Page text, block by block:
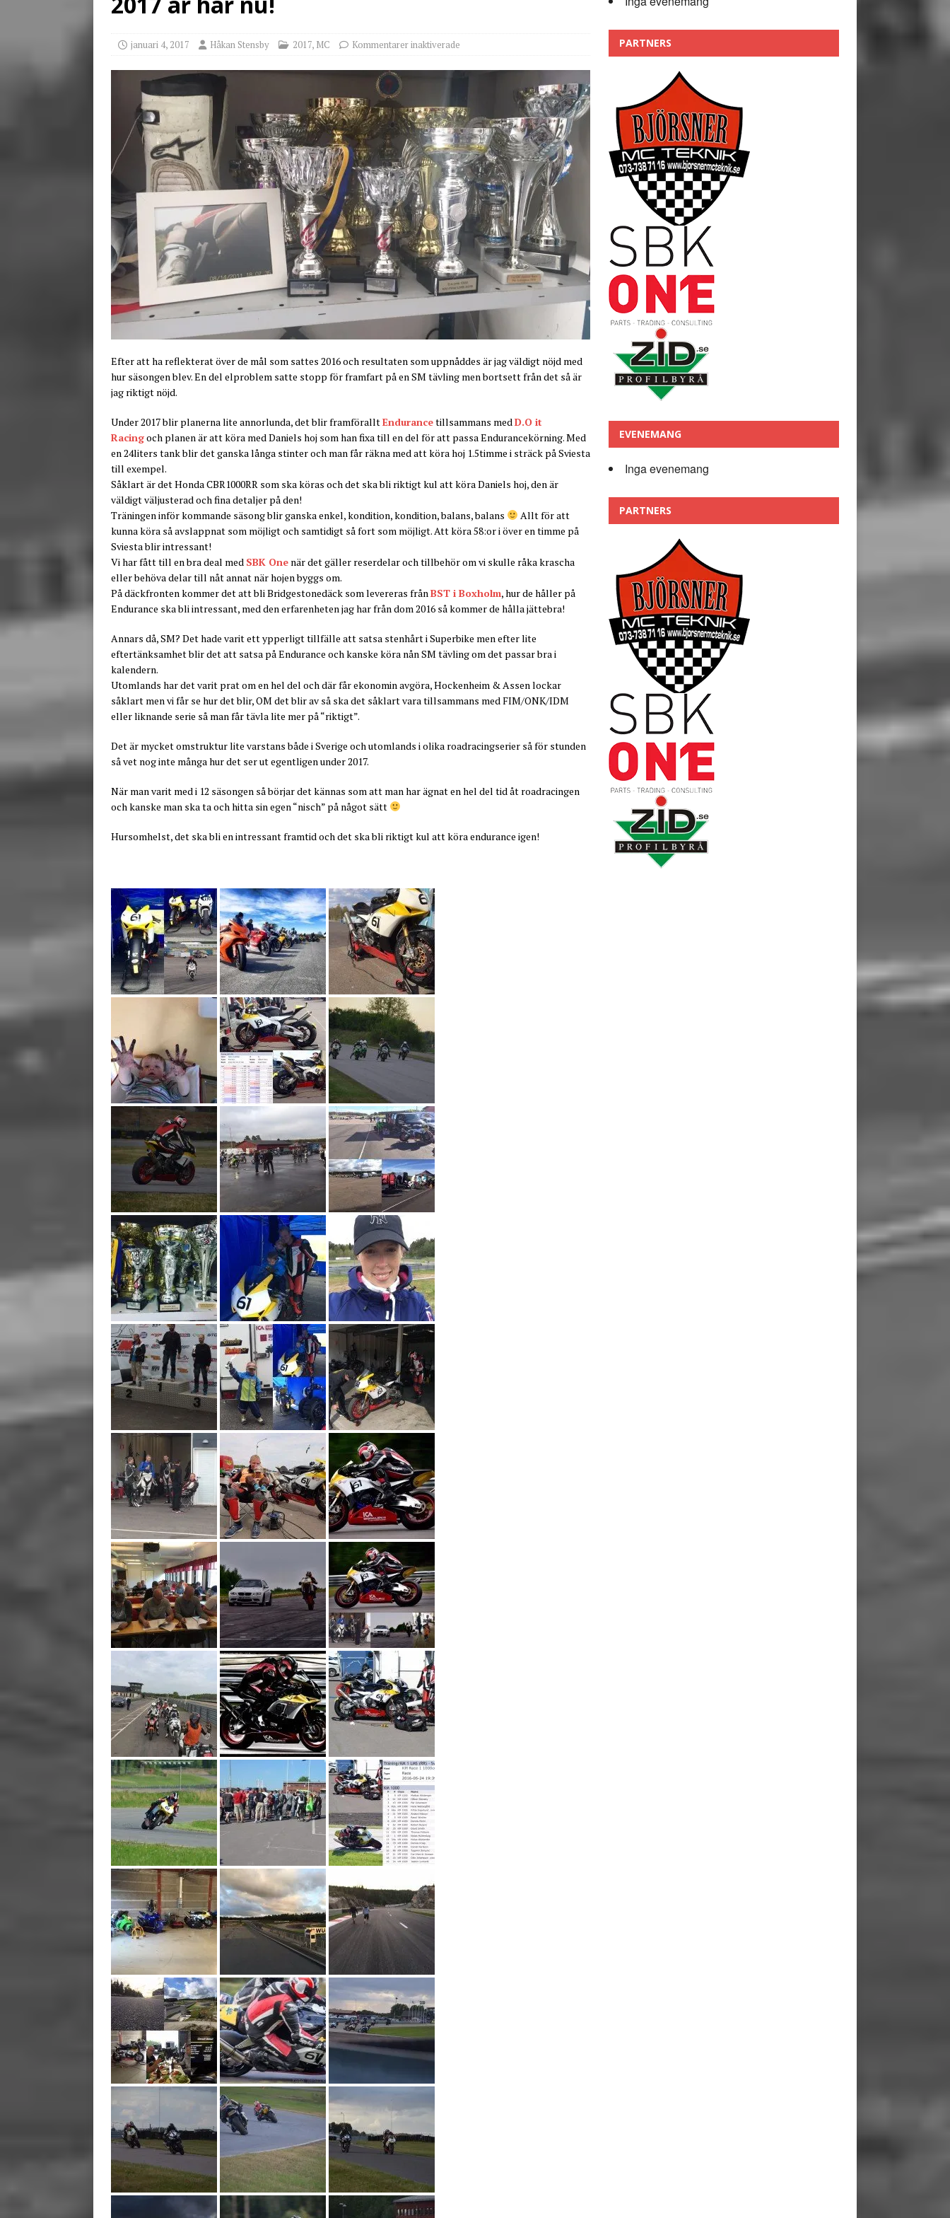
januari 4, 2017 Håkan Stensby 2017, MC Kommentarer inaktiverade
Efter att ha reflekterat över de mål som sattes 2016 och resultaten som uppnåddes är jag väldigt nöjd med
hur säsongen blev. En del elproblem satte stopp för framfart på en SM tävling men bortsett från det så är
jag riktigt nöjd.
Under 2017 blir planerna lite annorlunda, det blir framföralltEndurancetillsammans med D.O it
Racingoch planen är att köra med Daniels hoj som han fixa till en del för att passa Endurancekörning. Med
en 24liters tank blir det ganska långa stinter och man får räkna med att köra hoj 1.5timme i sträck på Sviesta
till exempel.
Såklart är det Honda CBR1000RR som ska köras och det ska bli riktigt kul att köra Daniels hoj, den är
väldigt väljusterad och fina detaljer på den!
Träningen inför kommande säsong blir ganska enkel, kondition, kondition, balans, balans
Allt för att
kunna köra så avslappnat som möjligt och samtidigt så fort som möjligt. Att köra 58:or i över en timme på
Sviesta blir intressant!
Vi har fått till en bra deal med SBK One när det gäller reserdelar och tillbehör om vi skulle råka krascha
eller behöva delar till nåt annat när hojen byggs om.
På däckfronten kommer det att bli Bridgestonedäck som levereras från BST i Boxholm, hur de håller på
Endurance ska bli intressant, med den erfarenheten jag har från dom 2016 så kommer de hålla jättebra!
Annars då, SM? Det hade varit ett ypperligt tillfälle att satsa stenhårt i Superbike men efter lite
eftertänksamhet blir det att satsa på Endurance och kanske köra nån SM tävling om det passar bra i
kalendern.
Utomlands har det varit prat om en hel del och där får ekonomin avgöra, Hockenheim & Assen lockar
såklart men vi får se hur det blir, OM det blir av så ska det såklart vara tillsammans med FIM/ONK/IDM
eller liknande serie så man får tävla lite mer på “riktigt”.
Det är mycket omstruktur lite varstans både i Sverige och utomlands i olika roadracingserier så för stunden
så vet nog inte många hur det ser ut egentligen under 2017.
När man varit med i 12 säsongen så börjar det kännas som att man har ägnat en hel del tid åt roadracingen
och kanske man ska ta och hitta sin egen “nisch” på något sätt
Hursomhelst, det ska bli en intressant framtid och det ska bli riktigt kul att köra endurance igen!
PARTNERS
EVENEMANG
Inga evenemang
PARTNERS